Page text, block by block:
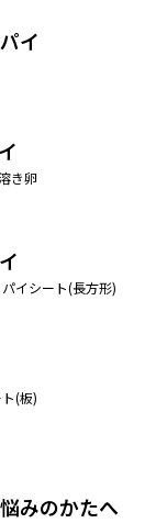
イ
き卵
イシート(長方形)
(板)
みのかたへ